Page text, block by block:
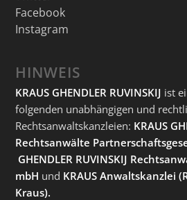
Facebook
Instagram
HINWEIS
KRAUS GHENDLER RUVINSKIJ ist
folgenden unabhängigen und
Rechtsanwaltskanzleien: KRAUS
Rechtsanwälte
GHENDLER RUVINSKIJ
mbH und KRAUS Anwaltskanzlei
Kraus).